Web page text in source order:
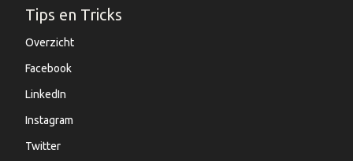
Tips en Tricks
Overzicht
Facebook
LinkedIn
Instagram
Twitter